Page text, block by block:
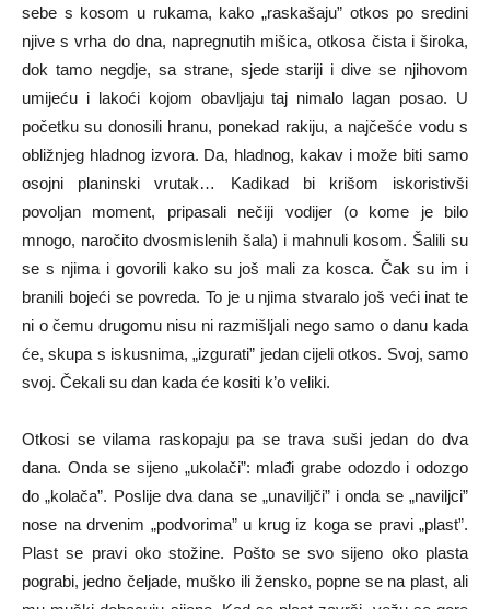
sebe s kosom u rukama, kako „raskašaju” otkos po sredini
njive s vrha do dna, napregnutih mišica, otkosa čista i široka,
dok tamo negdje, sa strane, sjede stariji i dive se njihovom
umijeću i lakoći kojom obavljaju taj nimalo lagan posao. U
početku su donosili hranu, ponekad rakiju, a najčešće vodu s
obližnjeg hladnog izvora. Da, hladnog, kakav i može biti samo
osojni planinski vrutak… Kadikad bi krišom iskoristivši
povoljan moment, pripasali nečiji vodijer (o kome je bilo
mnogo, naročito dvosmislenih šala) i mahnuli kosom. Šalili su
se s njima i govorili kako su još mali za kosca. Čak su im i
branili bojeći se povreda. To je u njima stvaralo još veći inat te
ni o čemu drugomu nisu ni razmišljali nego samo o danu kada
će, skupa s iskusnima, „izgurati” jedan cijeli otkos. Svoj, samo
svoj. Čekali su dan kada će kositi k’o veliki.
Otkosi se vilama raskopaju pa se trava suši jedan do dva
dana. Onda se sijeno „ukolači”: mlađi grabe odozdo i odozgo
do „kolača”. Poslije dva dana se „unaviljči” i onda se „naviljci”
nose na drvenim „podvorima” u krug iz koga se pravi „plast”.
Plast se pravi oko stožine. Pošto se svo sijeno oko plasta
pograbi, jedno čeljade, muško ili žensko, popne se na plast, ali